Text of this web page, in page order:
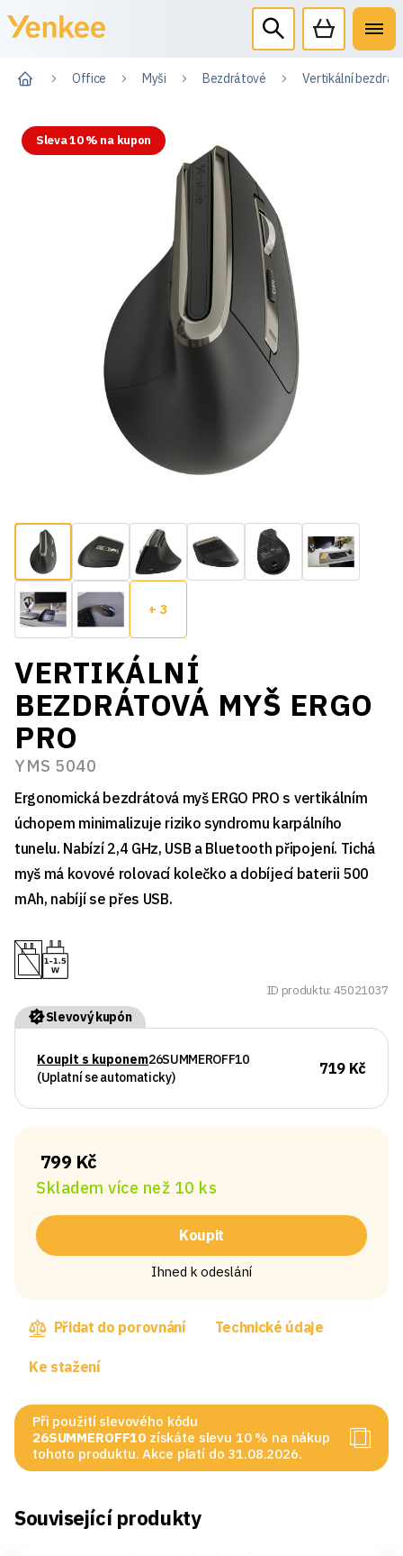
Office Myši Bezdrátové Vertikální
Sleva 10 % na kupon
+ 3
VERTIKÁLNÍ
BEZDRÁTOVÁ MYŠ ERGO
PRO
YMS 5040
Ergonomická bezdrátová myš ERGO PRO s vertikálním
úchopem minimalizuje riziko syndromu karpálního
tunelu. Nabízí 2,4 GHz, USB a Bluetooth připojení. Tichá
myš má kovové rolovací kolečko a dobíjecí baterii 500
mAh, nabíjí se přes USB.
ID produktu: 45021037
Slevový kupón
Koupit s kuponem26SUMMEROFF10
(Uplatní se automaticky)
719 Kč
799 Kč
Skladem více než 10 ks
Koupit
Ihned k odeslání
Přidat do porovnání Technické údaje
Ke stažení
Při použití slevového kódu
26SUMMEROFF10 získáte slevu 10 % na nákup
tohoto produktu. Akce platí do 31.08.2026.
Související produkty